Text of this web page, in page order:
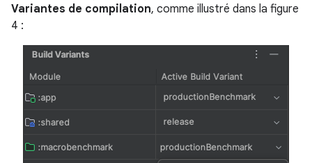
Variantes de compilation, comme illustré dans la figure
4 :